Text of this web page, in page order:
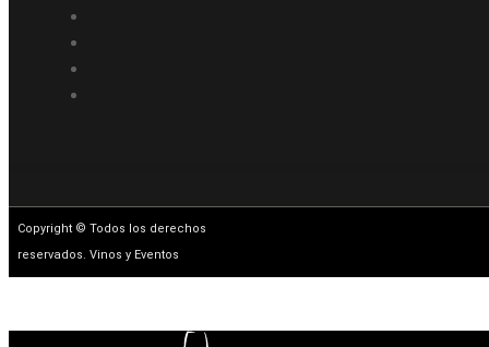
Copyright © Todos los derechos
reservados. Vinos y Eventos